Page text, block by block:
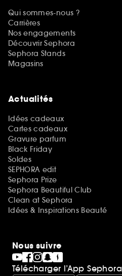
Qui sommes-nous ?
Carrières
Nos engagements
Découvrir Sephora
Sephora Stands
Magasins
Actualités
Idées cadeaux
Cartes cadeaux
Gravure parfum
Black Friday
Soldes
SEPHORA edit
Sephora Prize
Sephora Beautiful Club
Clean at Sephora
Idées & Inspirations Beauté
Nous suivre
Télécharger l’App Sephora